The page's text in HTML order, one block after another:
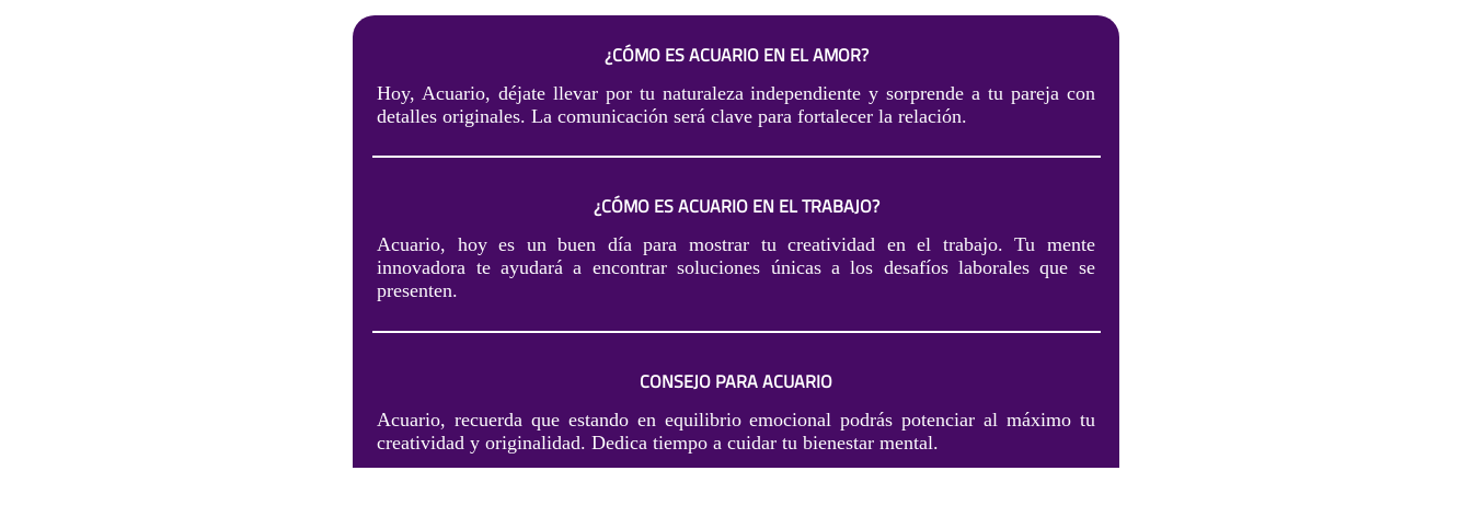
¿CÓMO ES ACUARIO EN EL AMOR?
Hoy, Acuario, déjate llevar por tu naturaleza independiente y sorprende a tu pareja con
detalles originales. La comunicación será clave para fortalecer la relación.
¿CÓMO ES ACUARIO EN EL TRABAJO?
Acuario, hoy es un buen día para mostrar tu creatividad en el trabajo. Tu mente
innovadora te ayudará a encontrar soluciones únicas a los desafíos laborales que se
presenten.
CONSEJO PARA ACUARIO
Acuario, recuerda que estando en equilibrio emocional podrás potenciar al máximo tu
creatividad y originalidad. Dedica tiempo a cuidar tu bienestar mental.